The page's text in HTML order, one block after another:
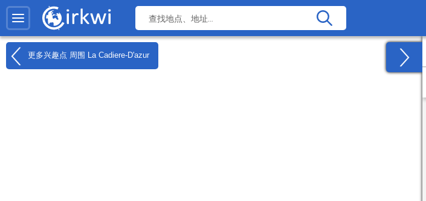
更多兴趣点 周围 La Cadiere-D'azur